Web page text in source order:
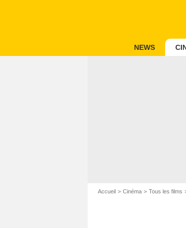
NEWS
Accueil Cinéma Tous les films